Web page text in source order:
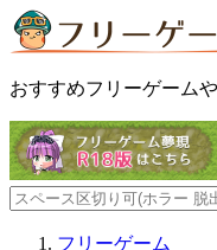
おすすめフリーゲーム
フリーゲーム